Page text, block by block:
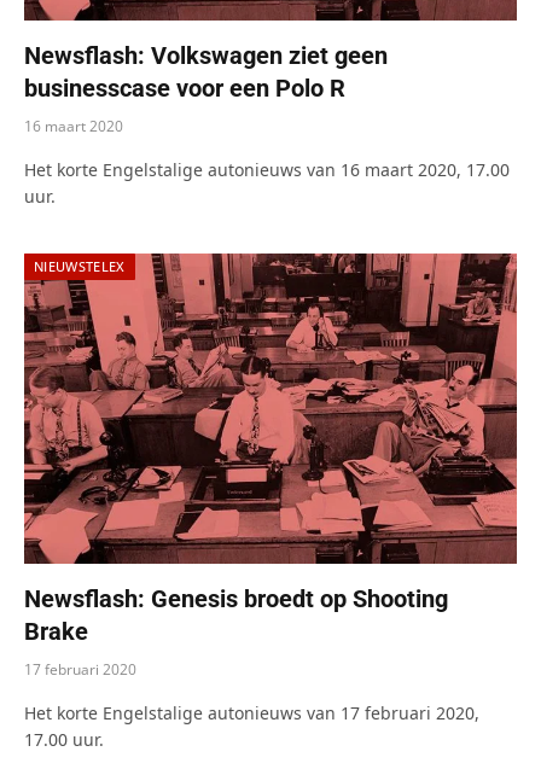
Newsflash: Volkswagen ziet geen
businesscase voor een Polo R
16 maart 2020
Het korte Engelstalige autonieuws van 16 maart 2020, 17.00
uur.
NIEUWSTELEX
Newsflash: Genesis broedt op Shooting
Brake
17 februari 2020
Het korte Engelstalige autonieuws van 17 februari 2020,
17.00 uur.